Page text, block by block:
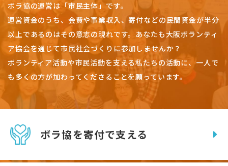
ボラ協の運営は「市民主体」です。
運営資金のうち、会費や事業収入、寄付などの民間資金が半分
以上であるのはその意志の現れです。 あなたも大阪ボランティ
ア協会を通じて市民社会づくりに参加しませんか？
ボランティア活動や市民活動を支える私たちの活動に、一人で
も多くの方が加わってくださることを願っています。
ボラ協を寄付で支える